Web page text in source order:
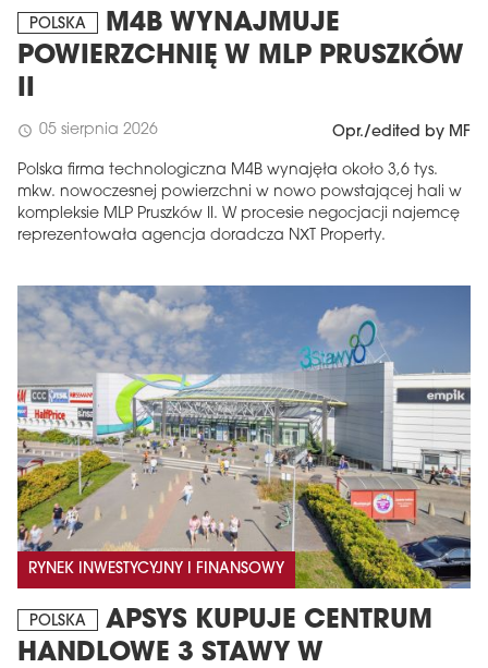
POLSKA
M4B WYNAJMUJE
POWIERZCHNIĘ W MLP PRUSZKÓW
II
schedule 05 sierpnia 2026 Opr./edited by MF
Polska firma technologiczna M4B wynajęła około 3,6 tys.
mkw. nowoczesnej powierzchni w nowo powstającej hali w
kompleksie MLP Pruszków II. W procesie negocjacji najemcę
reprezentowała agencja doradcza NXT Property.
RYNEK INWESTYCYJNY I FINANSOWY
POLSKA
APSYS KUPUJE CENTRUM
HANDLOWE 3 STAWY W